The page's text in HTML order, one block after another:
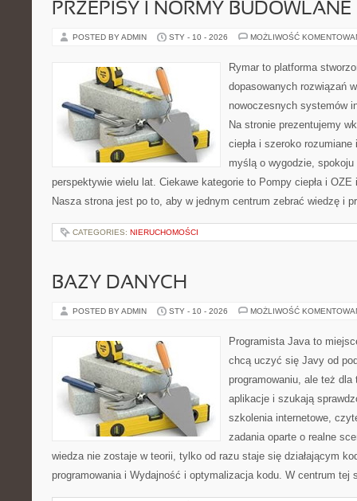
PRZEPISY I NORMY BUDOWLANE
POSTED BY ADMIN STY - 10 - 2026 MOŻLIWOŚĆ
Rymar to platforma
dopasowanych rozwiązań
nowoczesnych systemów
Na stronie prezentujemy
ciepła i szeroko
myślą o wygodzie,
perspektywie wielu lat. Ciekawe kategorie to Pompy ciepła i
Nasza strona jest po to, aby w jednym centrum zebrać wiedzę i
CATEGORIES: NIERUCHOMOŚCI
BAZY DANYCH
POSTED BY ADMIN STY - 10 - 2026 MOŻLIWOŚĆ
Programista Java to
chcą uczyć się Javy od
programowaniu, ale też
aplikacje i szukają
szkolenia internetowe,
zadania oparte o realne
wiedza nie zostaje w teorii, tylko od razu staje się działającym
programowania i Wydajność i optymalizacja kodu. W centrum